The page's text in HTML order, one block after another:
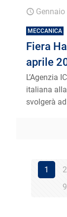
MECCANICA
Fiera
aprile
L’Agenzia
italiana
svolgerà
1 2
9